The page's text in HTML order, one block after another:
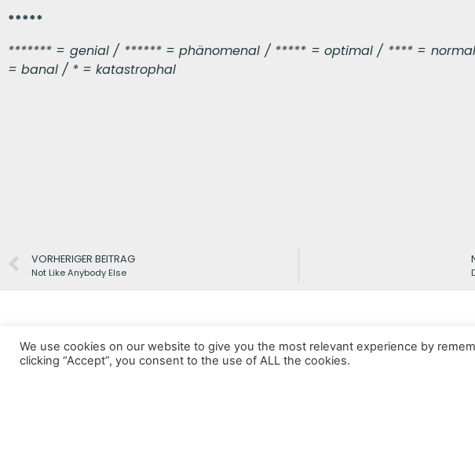
*****
******* = genial / ****** = phänomenal / ***** = optimal / **** =
= banal / * = katastrophal
VORHERIGER BEITRAG
Not Like Anybody Else
We use cookies on our website to give you the most relevant experience by
clicking “Accept”, you consent to the use of ALL the cookies.